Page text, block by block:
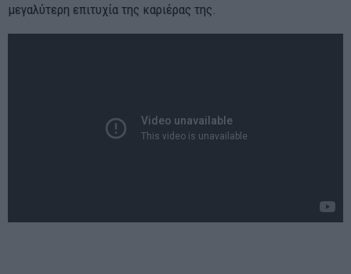
μεγαλύτερη επιτυχία της καριέρας της.